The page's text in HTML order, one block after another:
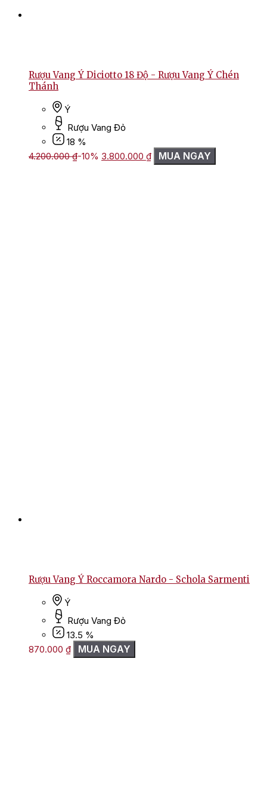
Rượu Vang Ý Diciotto 18 Độ - Rượu Vang Ý Chén
Thánh
Ý
Rượu Vang Đỏ
18 %
4.200.000₫-10% Giá
gốc
3.800.000 ₫Giá
hiện
MUA NGAY
Rượu Vang Ý Roccamora Nardo - Schola Sarmenti
Ý
Rượu Vang Đỏ
13.5 %
870.000 ₫ MUA NGAY